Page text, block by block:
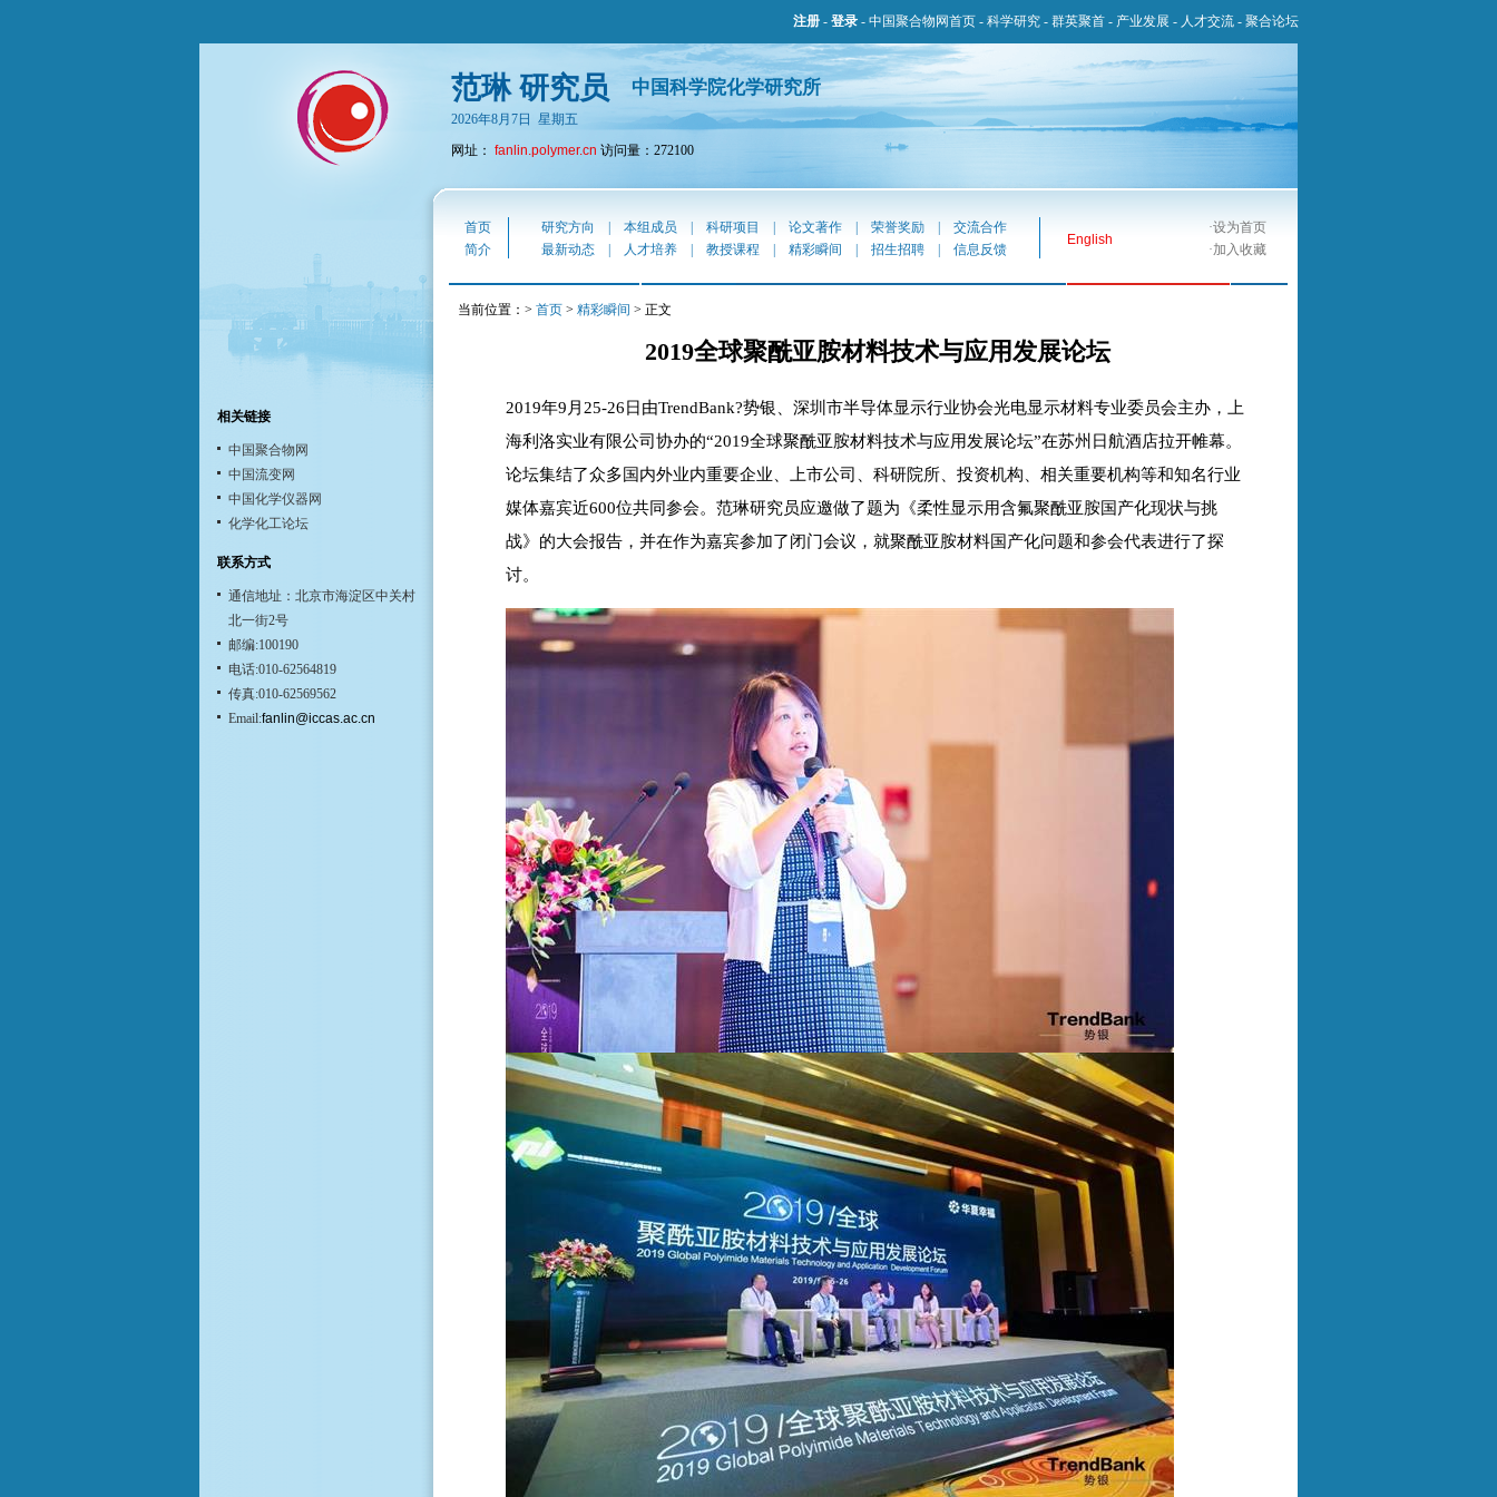
注册 - 登录 - 中国聚合物网首页 - 科学研究 - 群英聚首 - 产业发展 - 人才交流 - 聚合论坛
范琳 研究员 中国科学院化学研究所
2026年8月7日 星期五
网址： fanlin.polymer.cn 访问量：272100
相关链接
中国聚合物网
中国流变网
中国化学仪器网
化学化工论坛
联系方式
通信地址：北京市海淀区中关村
北一街2号
邮编:100190
电话:010-62564819
传真:010-62569562
Email:fanlin@iccas.ac.cn
首页 研究方向 本组成员 科研项目 论文著作 荣誉奖励 交流合作
English
·设为首页
简介
最新动态 人才培养 教授课程 精彩瞬间 招生招聘 信息反馈 ·加入收藏
当前位置：> 首页 > 精彩瞬间 > 正文
2019全球聚酰亚胺材料技术与应用发展论坛
2019年9月25-26日由TrendBank?势银、深圳市半导体显示行业协会光电显示材料专业委员会主办，上
海利洛实业有限公司协办的“2019全球聚酰亚胺材料技术与应用发展论坛”在苏州日航酒店拉开帷幕。
论坛集结了众多国内外业内重要企业、上市公司、科研院所、投资机构、相关重要机构等和知名行业
媒体嘉宾近600位共同参会。范琳研究员应邀做了题为《柔性显示用含氟聚酰亚胺国产化现状与挑
战》的大会报告，并在作为嘉宾参加了闭门会议，就聚酰亚胺材料国产化问题和参会代表进行了探
讨。